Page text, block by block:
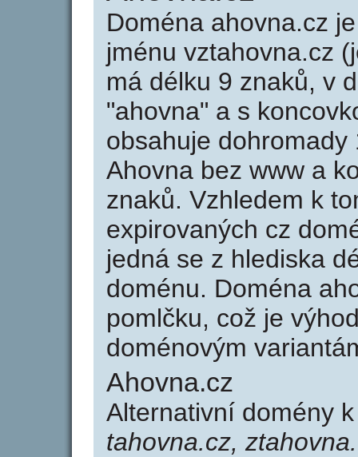
Doména ahovna.cz
jménu vztahovna.cz
má délku 9 znaků, v
"ahovna" a s
obsahuje
Ahovna bez www a
znaků. Vzhledem k
expirovaných cz
jedná se z hlediska
doménu. Doména
pomlčku, což je
doménovým
Ahovna.cz
Alternativní domény
tahovna.cz,